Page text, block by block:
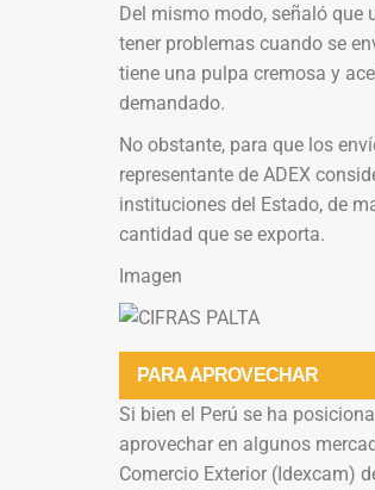
Del mismo modo, señaló que
tener problemas cuando se
tiene una pulpa cremosa y
demandado.
No obstante, para que los
representante de ADEX
instituciones del Estado, de
cantidad que se exporta.
Imagen
PARA APROVECHAR
Si bien el Perú se ha
aprovechar en algunos
Comercio Exterior (Idexcam)